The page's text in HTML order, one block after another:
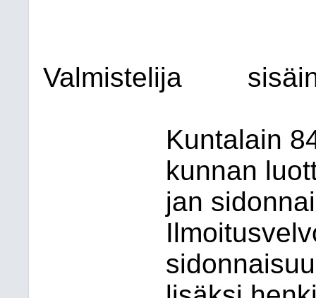
Valmistelija
Kuntalain
kunnan
jan